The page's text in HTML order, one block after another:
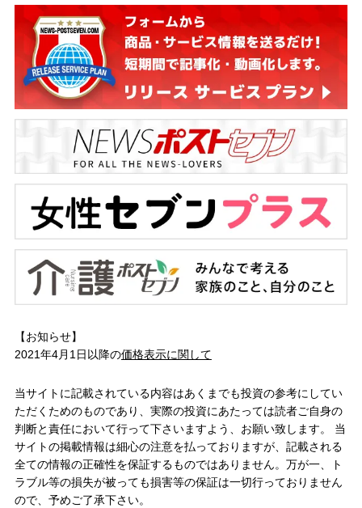
【お知らせ】
2021年4月1日以降の価格表示に関して
当サイトに記載されている内容はあくまでも投資の参考にしてい
ただくためのものであり、実際の投資にあたっては読者ご自身の
判断と責任において行って下さいますよう、お願い致します。 当
サイトの掲載情報は細心の注意を払っておりますが、記載される
全ての情報の正確性を保証するものではありません。万が一、ト
ラブル等の損失が被っても損害等の保証は一切行っておりません
ので、予めご了承下さい。